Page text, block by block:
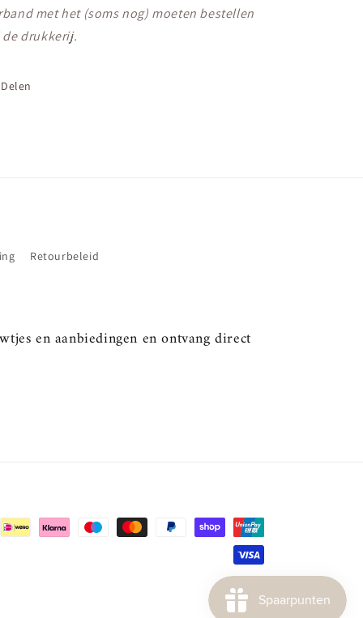
met het (soms nog) moeten bestellen
drukkerij.
Delen
Retourbeleid
en aanbiedingen en ontvang direct